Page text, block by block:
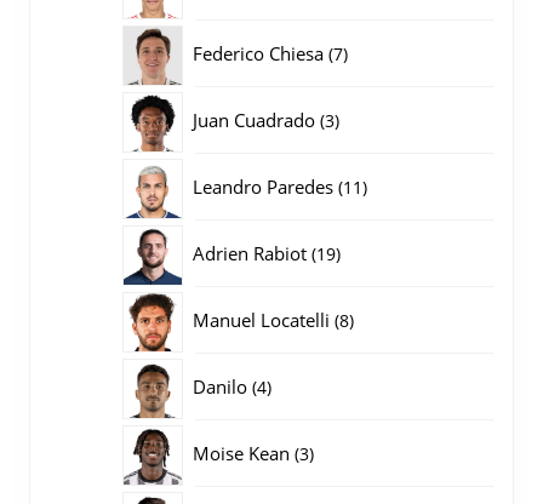
Federico Chiesa 77
Juan Cuadrado 33
Leandro Paredes 1111
Adrien Rabiot 1919
Manuel Locatelli 88
Danilo 44
Moise Kean 33